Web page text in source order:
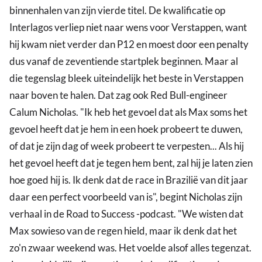
binnenhalen van zijn vierde titel. De kwalificatie op
Interlagos verliep niet naar wens voor Verstappen, want
hij kwam niet verder dan P12 en moest door een penalty
dus vanaf de zeventiende startplek beginnen. Maar al
die tegenslag bleek uiteindelijk het beste in Verstappen
naar boven te halen. Dat zag ook Red Bull-engineer
Calum Nicholas. "Ik heb het gevoel dat als Max soms het
gevoel heeft dat je hem in een hoek probeert te duwen,
of dat je zijn dag of week probeert te verpesten... Als hij
het gevoel heeft dat je tegen hem bent, zal hij je laten zien
hoe goed hij is. Ik denk dat de race in Brazilië van dit jaar
daar een perfect voorbeeld van is", begint Nicholas zijn
verhaal in de Road to Success -podcast. "We wisten dat
Max sowieso van de regen hield, maar ik denk dat het
zo'n zwaar weekend was. Het voelde alsof alles tegenzat.